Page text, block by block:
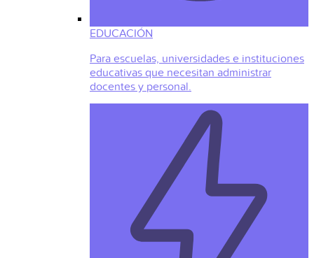
EDUCACIÓN
Para escuelas, universidades e instituciones
educativas que necesitan administrar
docentes y personal.